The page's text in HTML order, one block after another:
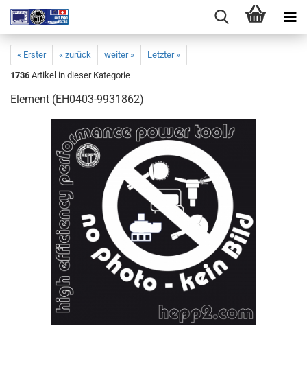
« Erster « zurück weiter »
Letzter »
1736 Artikel in dieser Kategorie
Element (EH0403-9931862)